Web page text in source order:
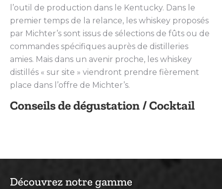
l’outil de production dans le Kentucky. Dans le
premier temps de la relance, les whiskey proposés
par Michter’s sont issus de sélections de fûts ou de
commandes spécifiques auprès de distilleries
amies. Mais dans un avenir proche, les whiskey
distillés « sur site » viendront prendre fièrement
place dans l’offre de Michter’s.
Conseils de dégustation / Cocktail
Découvrez notre gamme